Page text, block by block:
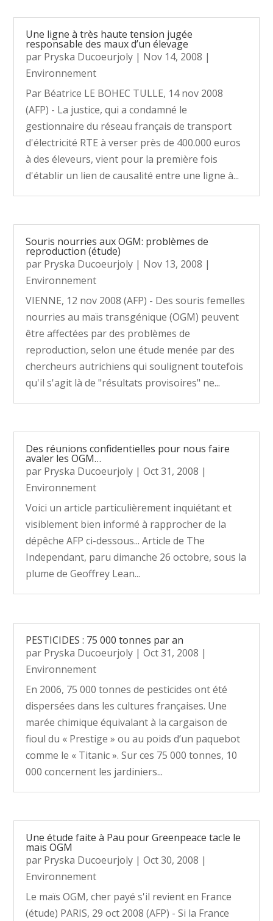
Une ligne à très haute tension jugée
responsable des maux d’un élevage
par Pryska Ducoeurjoly | Nov 14, 2008 |
Environnement
Par Béatrice LE BOHEC TULLE, 14 nov 2008
(AFP) - La justice, qui a condamné le
gestionnaire du réseau français de transport
d'électricité RTE à verser près de 400.000 euros
à des éleveurs, vient pour la première fois
d'établir un lien de causalité entre une ligne à...
Souris nourries aux OGM: problèmes de
reproduction (étude)
par Pryska Ducoeurjoly | Nov 13, 2008 |
Environnement
VIENNE, 12 nov 2008 (AFP) - Des souris femelles
nourries au maïs transgénique (OGM) peuvent
être affectées par des problèmes de
reproduction, selon une étude menée par des
chercheurs autrichiens qui soulignent toutefois
qu'il s'agit là de "résultats provisoires" ne...
Des réunions confidentielles pour nous faire
avaler les OGM…
par Pryska Ducoeurjoly |Oct 31, 2008 |
Environnement
Voici un article particulièrement inquiétant et
visiblement bien informé à rapprocher de la
dépêche AFP ci-dessous... Article de The
Independant, paru dimanche 26 octobre, sous la
plume de Geoffrey Lean...
PESTICIDES : 75 000 tonnes par an
par Pryska Ducoeurjoly |Oct 31, 2008 |
Environnement
En 2006, 75 000 tonnes de pesticides ont été
dispersées dans les cultures françaises. Une
marée chimique équivalant à la cargaison de
fioul du « Prestige » ou au poids d’un paquebot
comme le « Titanic ». Sur ces 75 000 tonnes, 10
000 concernent les jardiniers...
Une étude faite à Pau pour Greenpeace tacle le
maïs OGM
par Pryska Ducoeurjoly |Oct 30, 2008 |
Environnement
Le maïs OGM, cher payé s'il revient en France
(étude) PARIS, 29 oct 2008 (AFP) - Si la France